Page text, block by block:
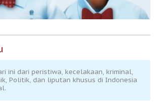
ini dari peristiwa, kecelakaan, kriminal,
Politik, dan liputan khusus di Indonesia